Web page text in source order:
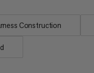
Construction